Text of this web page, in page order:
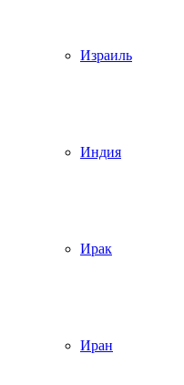
Израиль
Индия
Ирак
Иран